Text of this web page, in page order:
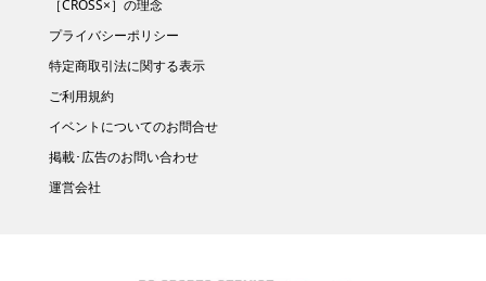
［CROSS×］の理念
プライバシーポリシー
特定商取引法に関する表示
ご利用規約
イベントについてのお問合せ
掲載･広告のお問い合わせ
運営会社